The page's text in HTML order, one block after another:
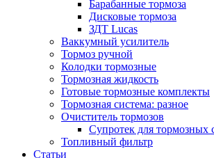
Барабанные тормоза
Дисковые тормоза
ЗДТ Lucas
Ваккумный усилитель
Тормоз ручной
Колодки тормозные
Тормозная жидкость
Готовые тормозные комплекты
Тормозная система: разное
Очиститель тормозов
Супротек для тормозных
Топливный фильтр
Статьи